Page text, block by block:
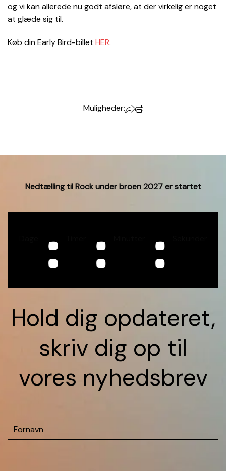
Muligheder:
og vi kan allerede nu godt afsløre, at der virkelig er noget
at glæde sig til.
Køb din Early Bird-billet HER.
Nedtælling til Rock under broen 2027 er startet
: : :
Hold dig opdateret,
skriv dig op til
vores nyhedsbrev
Fornavn